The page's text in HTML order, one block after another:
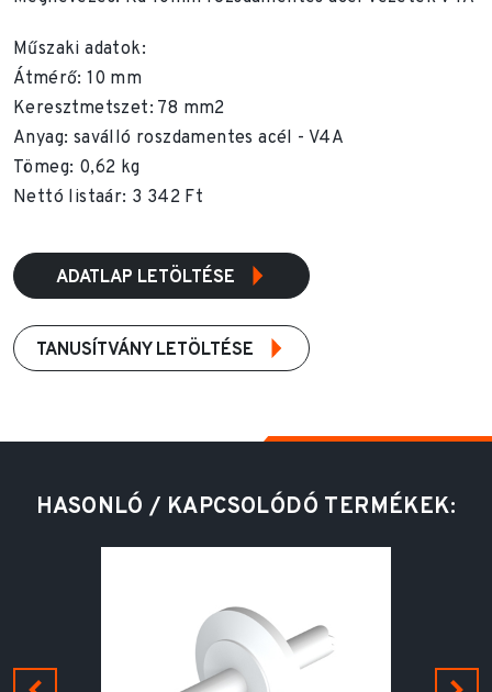
Műszaki adatok:
Átmérő: 10 mm
Keresztmetszet: 78 mm2
Anyag: saválló roszdamentes acél - V4A
Tömeg: 0,62 kg
Nettó listaár: 3 342 Ft
ADATLAP LETÖLTÉSE
TANUSÍTVÁNY LETÖLTÉSE
HASONLÓ / KAPCSOLÓDÓ TERMÉKEK: